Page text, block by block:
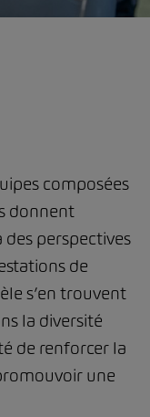
composées
donnent
des perspectives
de
s’en trouvent
la diversité
de renforcer la
une